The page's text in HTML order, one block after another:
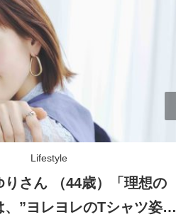
Lifestyle
りさん （44歳）「理想の
”ヨレヨレのTシャツ姿を